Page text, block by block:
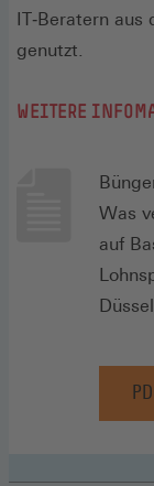
IT‑Beratern aus
genutzt.
WEITERE
Was
auf